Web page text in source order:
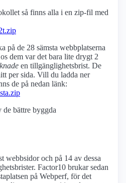
så finns alla i en zip-fil med
på de 28 sämsta webbplatserna
dem var det bara lite drygt 2
en tillgänglighetsbrist. De
per sida. Vill du ladda ner
de på nedan länk:
bättre byggda
webbsidor och på 14 av dessa
Factor10 brukar sedan
på Webperf, för det